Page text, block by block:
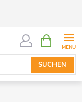
SUCHEN